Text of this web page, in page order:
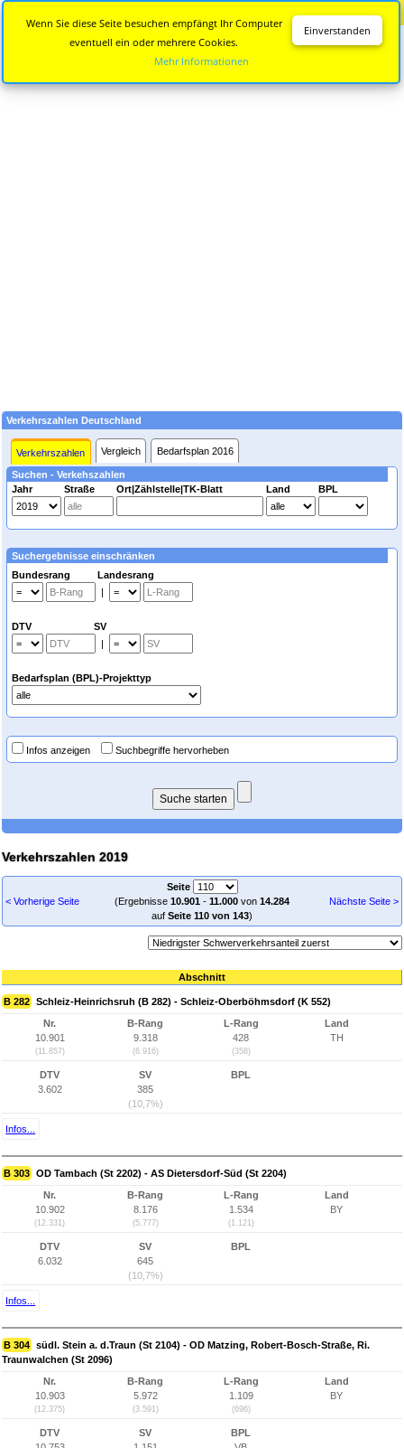
Verkehrszahlen Deutschland
Verkehrszahlen Vergleich Bedarfsplan 2016
Suchen - Verkehszahlen
Jahr
Straße Ort|Zählstelle|TK-Blatt Land BPL
Suchergebnisse einschränken
Bundesrang Landesrang
|
DTV SV
|
Bedarfsplan (BPL)-Projekttyp
Infos anzeigen Suchbegriffe hervorheben
Verkehrszahlen 2019
< Vorherige Seite
Seite
(Ergebnisse 10.901 - 11.000 von 14.284
auf Seite 110 von 143)
Nächste Seite >
Abschnitt
B 282 Schleiz-Heinrichsruh (B 282) - Schleiz-Oberböhmsdorf (K 552)
Nr.
10.901
(11.857)
B-Rang
9.318
(6.916)
L-Rang
428
(358)
Land
TH
DTV
3.602
SV
385
(10,7%)
BPL
Infos...
B 303 OD Tambach (St 2202) - AS Dietersdorf-Süd (St 2204)
Nr.
10.902
(12.331)
B-Rang
8.176
(5.777)
L-Rang
1.534
(1.121)
Land
BY
DTV
6.032
SV
645
(10,7%)
BPL
Infos...
B 304 südl. Stein a. d.Traun (St 2104) - OD Matzing, Robert-Bosch-Straße, Ri.
Traunwalchen (St 2096)
Nr.
10.903
(12.375)
B-Rang
5.972
(3.591)
L-Rang
1.109
(696)
Land
BY
DTV
SV
BPL
Einverstanden
Wenn Sie diese Seite besuchen empfängt Ihr Computer
eventuell ein oder mehrere Cookies.
Mehr Informationen